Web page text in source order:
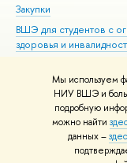
Мы используем
НИУ ВШЭ и
подробную
можно найти
данных –
Закупки
ВШЭ для студентов с
здоровья и
Единая платежная